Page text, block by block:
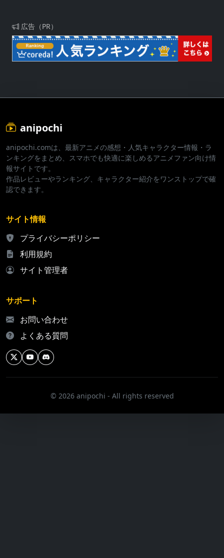
広告（PR）
anipochi
anipochi.comは、最新アニメの感想・人気キャラクター情報・ラ
ンキングをまとめ、スマホでも快適に楽しめるアニメファン向け情
報サイトです。
作品レビューやランキング、キャラクター紹介をワンストップで確
認できます。
サイト情報
プライバシーポリシー
利用規約
サイト管理者
サポート
お問い合わせ
よくある質問
© 2026 anipochi - All rights reserved